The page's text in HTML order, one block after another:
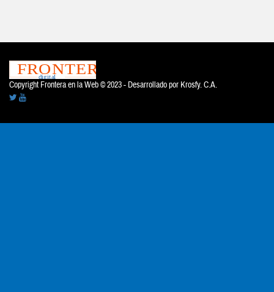
Copyright Frontera en la Web © 2023 - Desarrollado por Krosfy. C.A.